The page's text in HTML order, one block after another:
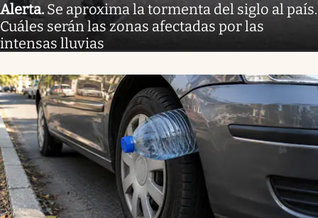
Alerta. Se aproxima la tormenta del siglo al país.
Cuáles serán las zonas afectadas por las
intensas lluvias